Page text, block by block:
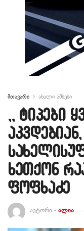
მთავარი ახალი ამბები
,, ტიპები
ხეთქონ
ფოფხაძე
ავტორი - ალია